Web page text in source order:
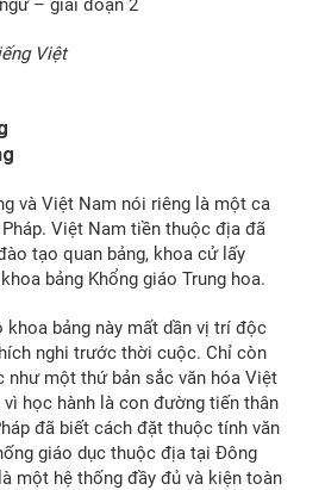
– giai đoạn 2
Việt
và Việt Nam nói riêng là một ca
Việt Nam tiền thuộc địa đã
tạo quan bảng, khoa cử lấy
bảng Khổng giáo Trung hoa.
khoa bảng này mất dần vị trí độc
nghi trước thời cuộc. Chỉ còn
như một thứ bản sắc văn hóa Việt
học hành là con đường tiến thân
đã biết cách đặt thuộc tính văn
giáo dục thuộc địa tại Đông
một hệ thống đầy đủ và kiện toàn